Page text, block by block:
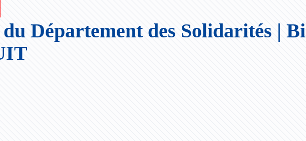
Département des Solidarités |